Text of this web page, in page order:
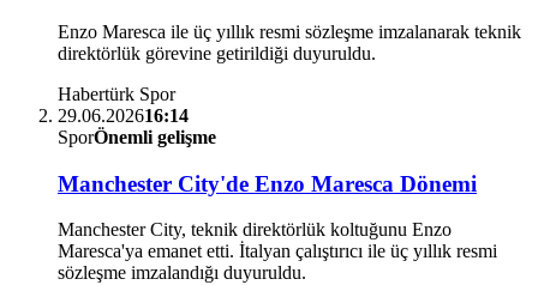
Enzo Maresca ile üç yıllık resmi sözleşme imzalanarak teknik
direktörlük görevine getirildiği duyuruldu.
Habertürk Spor
29.06.202616:14
SporÖnemli gelişme
Manchester City'de Enzo Maresca Dönemi
Manchester City, teknik direktörlük koltuğunu Enzo
Maresca'ya emanet etti. İtalyan çalıştırıcı ile üç yıllık resmi
sözleşme imzalandığı duyuruldu.